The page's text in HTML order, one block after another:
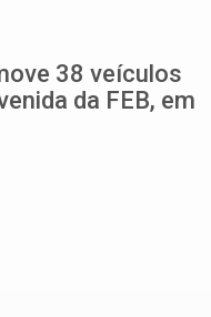
38 veículos
da FEB, em